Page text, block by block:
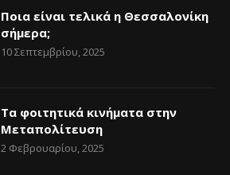
Ποια είναι τελικά η Θεσσαλονίκη
σήμερα;
10 Σεπτεμβρίου, 2025
Τα φοιτητικά κινήματα στην
Μεταπολίτευση
2 Φεβρουαρίου, 2025